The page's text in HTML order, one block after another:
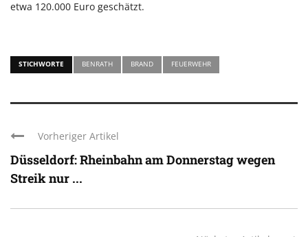
etwa 120.000 Euro geschätzt.
STICHWORTE BENRATH BRAND FEUERWEHR
Vorheriger Artikel
Düsseldorf: Rheinbahn am Donnerstag wegen
Streik nur ...